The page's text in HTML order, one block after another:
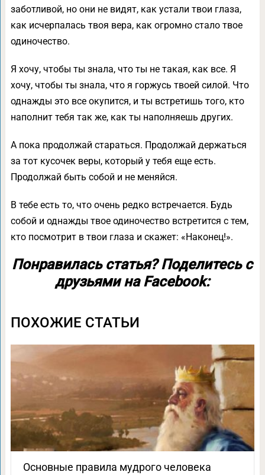
заботливой, но они не видят, как устали твои глаза,
как исчерпалась твоя вера, как огромно стало твое
одиночество.
Я хочу, чтобы ты знала, что ты не такая, как все. Я
хочу, чтобы ты знала, что я горжусь твоей силой. Что
однажды это все окупится, и ты встретишь того, кто
наполнит тебя так же, как ты наполняешь других.
А пока продолжай стараться. Продолжай держаться
за тот кусочек веры, который у тебя еще есть.
Продолжай быть собой и не меняйся.
В тебе есть то, что очень редко встречается. Будь
собой и однажды твое одиночество встретится с тем,
кто посмотрит в твои глаза и скажет: «Наконец!».
Понравилась статья? Поделитесь с
друзьями на Facebook:
ПОХОЖИЕ СТАТЬИ
Основные правила мудрого человека